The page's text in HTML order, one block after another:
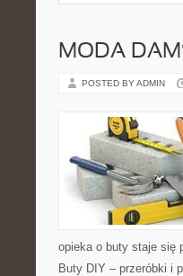
MODA
POSTED BY ADMIN
opieka o buty staje się
Buty DIY – przeróbki i